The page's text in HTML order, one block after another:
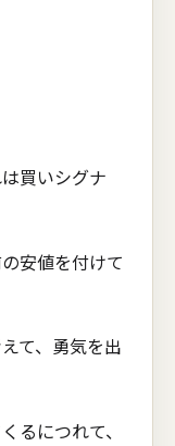
買いシグナ
安値を付けて
て、勇気を出
るにつれて、